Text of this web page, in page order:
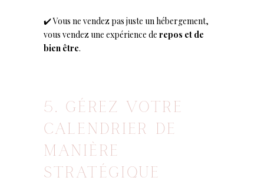
✔️ Vous ne vendez pas juste un hébergement,
vous vendez une expérience de repos et de
bien être.
5. GÉREZ VOTRE
CALENDRIER DE
MANIÈRE
STRATÉGIQUE